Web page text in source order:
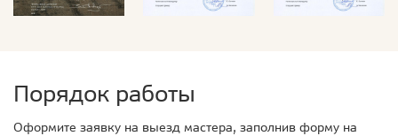
Порядок работы
Оформите заявку на выезд мастера, заполнив форму на